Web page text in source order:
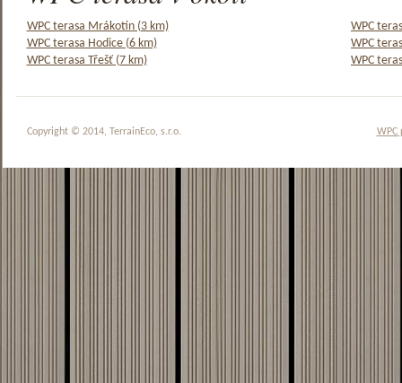
WPC terasa Mrákotín (3 km)
WPC
WPC terasa Hodice (6 km)
WPC
WPC terasa Třešť (7 km)
WPC
WPC
Copyright © 2014, TerrainEco, s.r.o.